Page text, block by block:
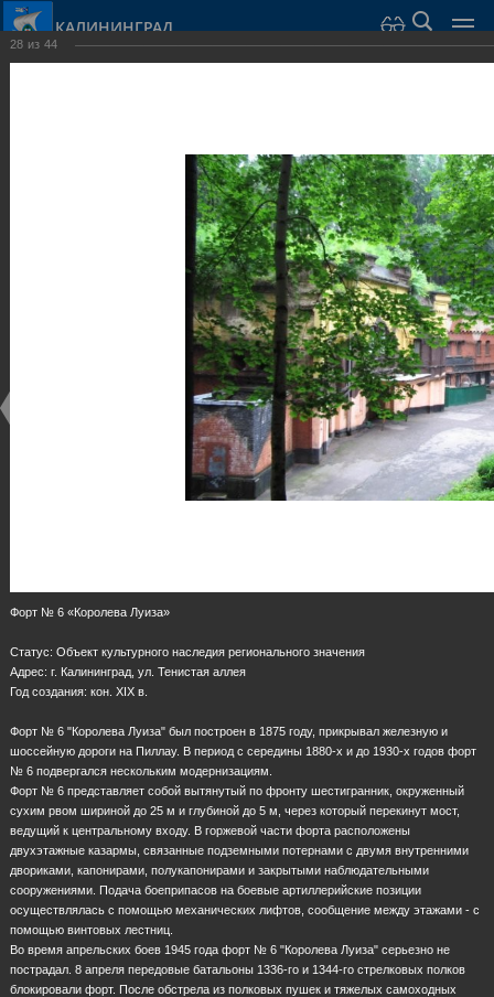
КАЛИНИНГРАД
Оборонительные сооружения и городские ворота
Оборонительные сооружения и городские ворота
28 из 44
Форт № 6 «Королева Луиза»
Статус: Объект культурного наследия регионального значения
Адрес: г. Калининград, ул. Тенистая аллея
Год создания: кон. ХIХ в.
Форт № 6 "Королева Луиза" был построен в 1875 году, прикрывал железную и
шоссейную дороги на Пиллау. В период с середины 1880-х и до 1930-х годов форт
№ 6 подвергался нескольким модернизациям.
Форт № 6 представляет собой вытянутый по фронту шестигранник, окруженный
сухим рвом шириной до 25 м и глубиной до 5 м, через который перекинут мост,
ведущий к центральному входу. В горжевой части форта расположены
двухэтажные казармы, связанные подземными потернами с двумя внутренними
двориками, капонирами, полукапонирами и закрытыми наблюдательными
сооружениями. Подача боеприпасов на боевые артиллерийские позиции
осуществлялась с помощью механических лифтов, сообщение между этажами - с
помощью винтовых лестниц.
Во время апрельских боев 1945 года форт № 6 "Королева Луиза" серьезно не
пострадал. 8 апреля передовые батальоны 1336-го и 1344-го стрелковых полков
блокировали форт. После обстрела из полковых пушек и тяжелых самоходных